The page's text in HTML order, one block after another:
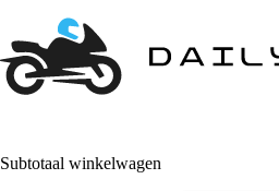
Subtotaal winkelwagen